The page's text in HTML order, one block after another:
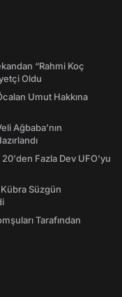
“Rahmi Koç
Oldu
Umut Hakkına
Ağbaba’nın
20'den Fazla Dev UFO'yu
Süzgün
Tarafından